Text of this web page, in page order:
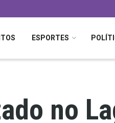
ESPORTES
no